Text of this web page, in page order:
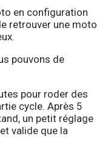
en configuration
retrouver une moto
pouvons de
pour roder des
cycle. Après 5
un petit réglage
valide que la